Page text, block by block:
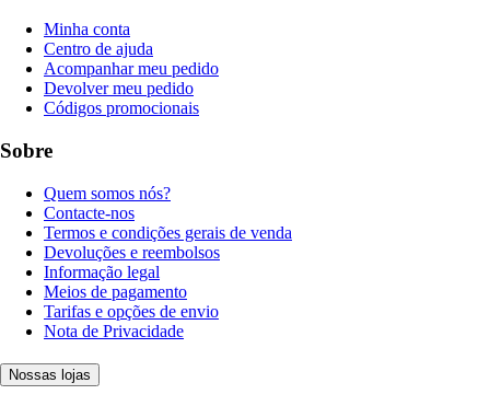
Minha conta
Centro de ajuda
Acompanhar meu pedido
Devolver meu pedido
Códigos promocionais
Sobre
Quem somos nós?
Contacte-nos
Termos e condições gerais de venda
Devoluções e reembolsos
Informação legal
Meios de pagamento
Tarifas e opções de envio
Nota de Privacidade
Nossas lojas